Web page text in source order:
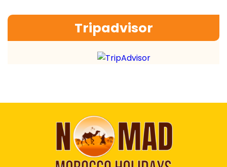
Tripadvisor